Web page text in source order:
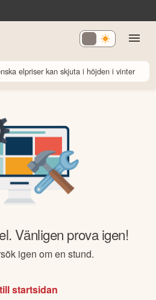
elpriser kan skjuta i höjden i vinter
Vänligen prova igen!
igen om en stund.
startsidan